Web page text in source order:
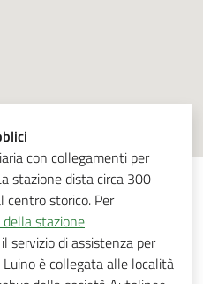
con collegamenti per
stazione dista circa 300
centro storico. Per
della stazione
servizio di assistenza per
è collegata alle località